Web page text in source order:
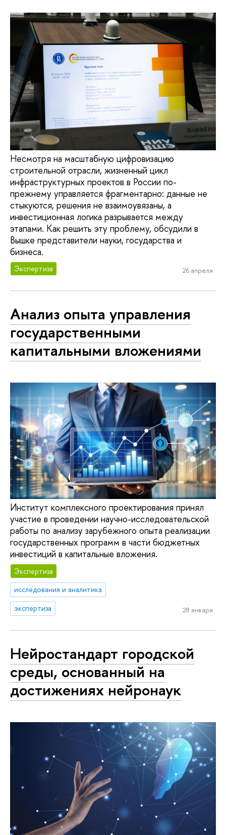
Несмотря на масштабную цифровизацию
строительной отрасли, жизненный цикл
инфраструктурных проектов в России по-
прежнему управляется фрагментарно: данные не
стыкуются, решения не взаимоувязаны, а
инвестиционная логика разрывается между
этапами. Как решить эту проблему, обсудили в
Вышке представители науки, государства и
бизнеса.
Экспертиза 26 апреля
Анализ опыта управления
государственными
капитальными вложениями
Институт комплексного проектирования принял
участие в проведении научно-исследовательской
работы по анализу зарубежного опыта реализации
государственных программ в части бюджетных
инвестиций в капитальные вложения.
Экспертиза
исследования и аналитика
экспертиза
28 января
Нейростандарт городской
среды, основанный на
достижениях нейронаук